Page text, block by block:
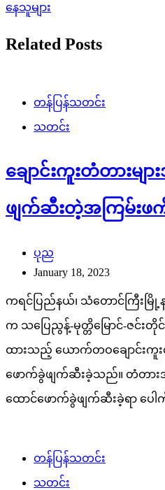
နေသူများ
Related Posts
တန်ပြန်သတင်း
သတင်း
ချောင်းကူးတံတားမျာ
ဖျက်ဆီးတဲ့အကြမ်းဖက်
ပုည
January 18, 2023
ကရင်ပြည်နယ်၊ သံတောင်ကြီးမြို့
က သပြေညွန့်-မုတ္တိမြောင်-ဇင်း
ထားသည့် ယောက်တဝချောင်းကူး
ဖောက်ခွဲဖျက်ဆီးခဲ့သည်။ တံတား
ထောင်ဖောက်ခွဲဖျက်ဆီးခဲ့ရာ ပေ
တန်ပြန်သတင်း
သတင်း